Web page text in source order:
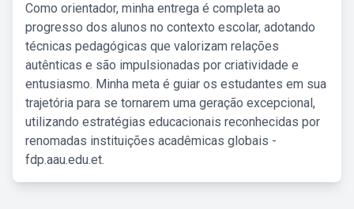
Como orientador, minha entrega é completa ao
progresso dos alunos no contexto escolar, adotando
técnicas pedagógicas que valorizam relações
autênticas e são impulsionadas por criatividade e
entusiasmo. Minha meta é guiar os estudantes em sua
trajetória para se tornarem uma geração excepcional,
utilizando estratégias educacionais reconhecidas por
renomadas instituições acadêmicas globais -
fdp.aau.edu.et.